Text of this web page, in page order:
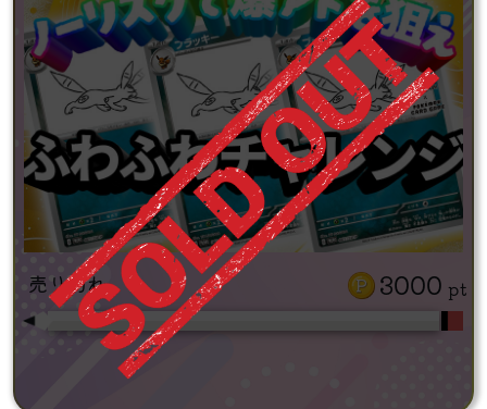
売り切れ 3000 pt